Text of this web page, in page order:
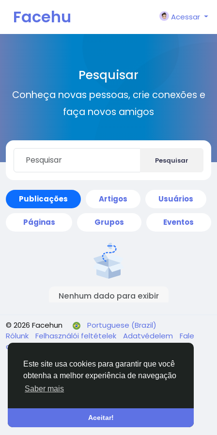
Este site usa cookies para garantir que você
obtenha a melhor experiência de navegação
Saber mais
Aceitar!
Facehu
Acessar
Pesquisar
Conheça novas pessoas, crie conexões e
faça novos amigos
Pesquisar
Publicações Artigos Usuários
Páginas Grupos Eventos
Nenhum dado para exibir
© 2026 Facehun
Portuguese (Brazil)
Rólunk
Felhasználói feltételek Adatvédelem
Fale
conosco